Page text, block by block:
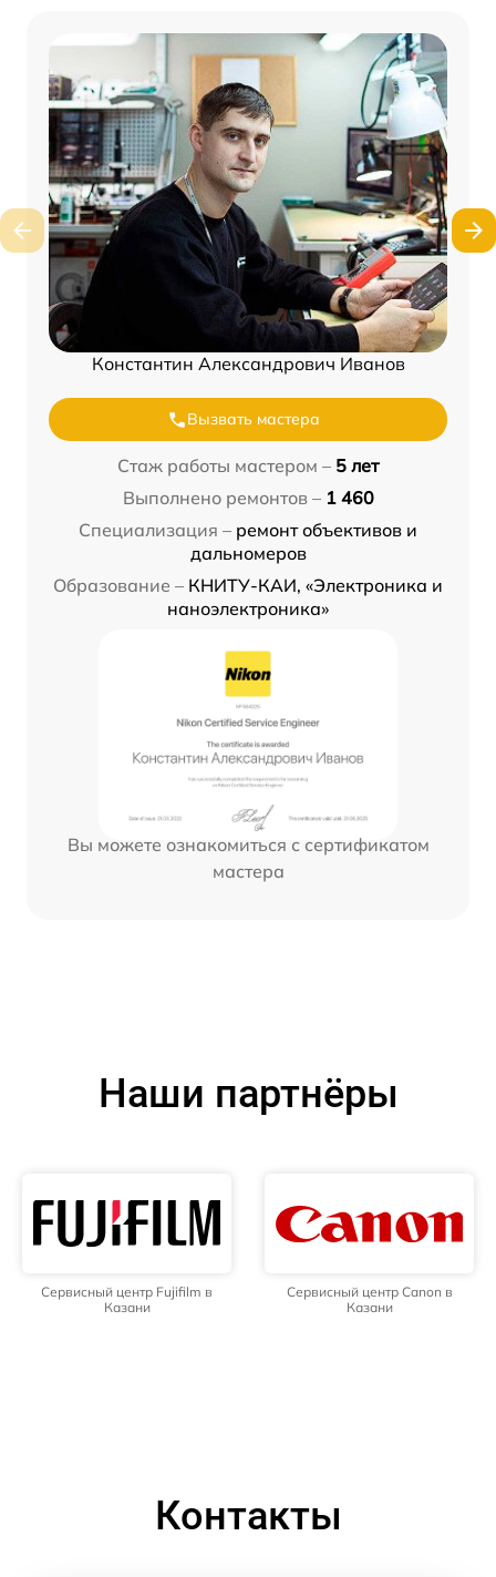
Константин Александрович Иванов
Вызвать мастера
Стаж работы мастером – 5 лет
Выполнено ремонтов – 1 460
Специализация – ремонт объективов и
дальномеров
Образование – КНИТУ-КАИ, «Электроника и
наноэлектроника»
Вы можете ознакомиться с сертификатом
мастера
Наши партнёры
Сервисный центр Fujifilm в
Казани
Сервисный центр Canon в
Казани
Контакты